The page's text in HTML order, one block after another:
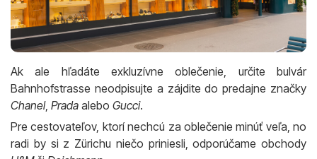
Ak ale hľadáte exkluzívne oblečenie, určite bulvár
Bahnhofstrasse neodpisujte a zájdite do predajne značky
Chanel, Prada alebo Gucci.
Pre cestovateľov, ktorí nechcú za oblečenie minúť veľa, no
radi by si z Zürichu niečo priniesli, odporúčame obchody